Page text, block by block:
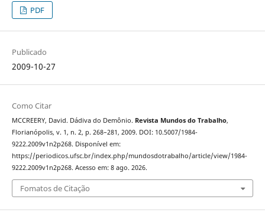
PDF
Publicado
2009-10-27
Como Citar
MCCREERY, David. Dádiva do Demônio. Revista Mundos do Trabalho,
Florianópolis, v. 1, n. 2, p. 268–281, 2009. DOI: 10.5007/1984-
9222.2009v1n2p268. Disponível em:
https://periodicos.ufsc.br/index.php/mundosdotrabalho/article/view/1984-
9222.2009v1n2p268. Acesso em: 8 ago. 2026.
Fomatos de Citação